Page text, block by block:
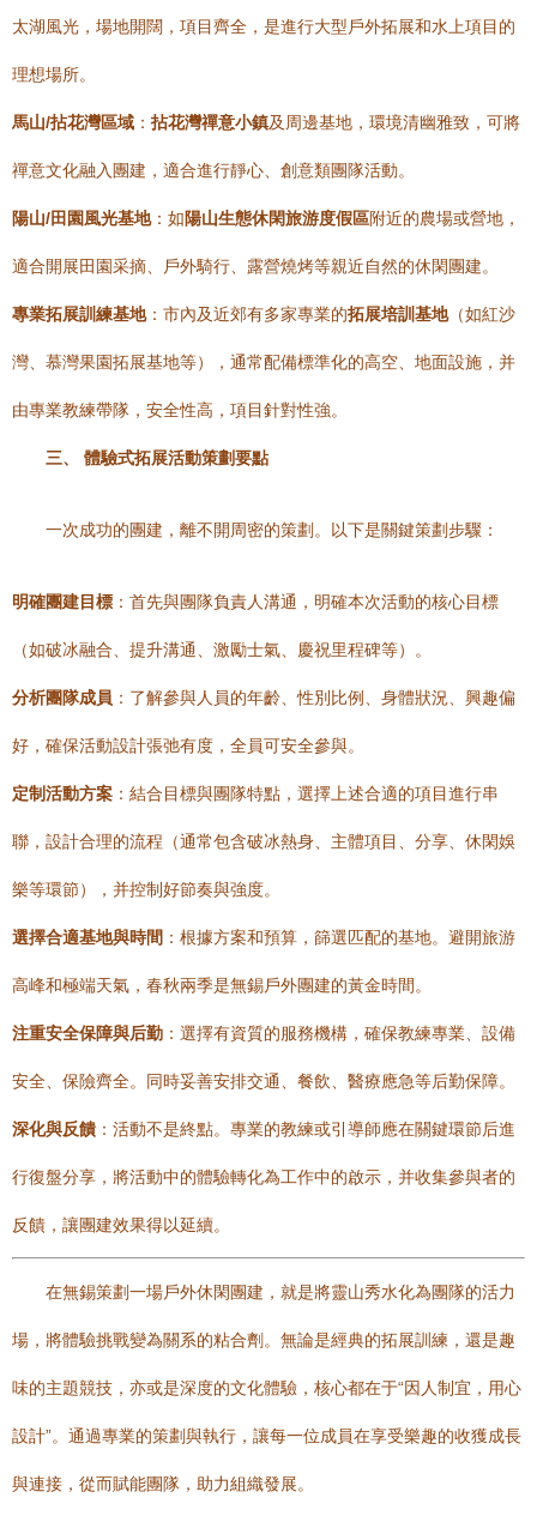
太湖風光，場地開闊，項目齊全，是進行大型戶外拓展和水上項目的
理想場所。
馬山/拈花灣區域 ： 拈花灣禪意小鎮及周邊基地，環境清幽雅致，可將
禪意文化融入團建，適合進行靜心、創意類團隊活動。
陽山/田園風光基地：如陽山生態休閑旅游度假區附近的農場或營地，
適合開展田園采摘、戶外騎行、露營燒烤等親近自然的休閑團建。
專業拓展訓練基地：市內及近郊有多家專業的拓展培訓基地（如紅沙
灣、慕灣果園拓展基地等），通常配備標準化的高空、地面設施，并
由專業教練帶隊，安全性高，項目針對性強。
三、 體驗式拓展活動策劃要點
一次成功的團建，離不開周密的策劃。以下是關鍵策劃步驟：
明確團建目標 ：首先與團隊負責人溝通，明確本次活動的核心目標
（如破冰融合、提升溝通、激勵士氣、慶祝里程碑等）。
分析團隊成員 ：了解參與人員的年齡、性別比例、身體狀況、興趣偏
好，確保活動設計張弛有度，全員可安全參與。
定制活動方案 ：結合目標與團隊特點，選擇上述合適的項目進行串
聯，設計合理的流程（通常包含破冰熱身、主體項目、分享、休閑娛
樂等環節），并控制好節奏與強度。
選擇合適基地與時間 ：根據方案和預算，篩選匹配的基地。避開旅游
高峰和極端天氣，春秋兩季是無錫戶外團建的黃金時間。
注重安全保障與后勤 ：選擇有資質的服務機構，確保教練專業、設備
安全、保險齊全。同時妥善安排交通、餐飲、醫療應急等后勤保障。
深化與反饋 ：活動不是終點。專業的教練或引導師應在關鍵環節后進
行復盤分享，將活動中的體驗轉化為工作中的啟示，并收集參與者的
反饋，讓團建效果得以延續。
在無錫策劃一場戶外休閑團建，就是將靈山秀水化為團隊的活力
場，將體驗挑戰變為關系的粘合劑。無論是經典的拓展訓練，還是趣
味的主題競技，亦或是深度的文化體驗，核心都在于“因人制宜，用心
設計”。通過專業的策劃與執行，讓每一位成員在享受樂趣的收獲成長
與連接，從而賦能團隊，助力組織發展。